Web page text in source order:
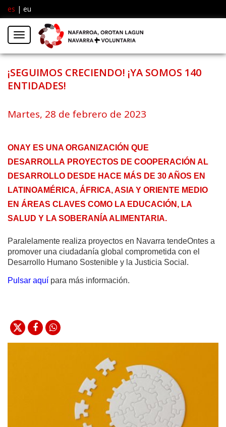
es | eu
Menú
¡SEGUIMOS CRECIENDO! ¡YA SOMOS 140
ENTIDADES!
Martes, 28 de febrero de 2023
ONAY ES UNA ORGANIZACIÓN QUE
DESARROLLA PROYECTOS DE COOPERACIÓN AL
DESARROLLO DESDE HACE MÁS DE 30 AÑOS EN
LATINOAMÉRICA, ÁFRICA, ASIA Y ORIENTE MEDIO
EN ÁREAS CLAVES COMO LA EDUCACIÓN, LA
SALUD Y LA SOBERANÍA ALIMENTARIA.
Paralelamente realiza proyectos en Navarra tendeOntes a
promover una ciudadanía global comprometida con el
Desarrollo Humano Sostenible y la Justicia Social.
Pulsar aquí para más información.